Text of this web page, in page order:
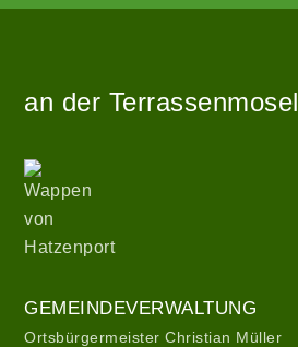
|
von
Stefan
Barth
an der Terrassenmosel
Wappen
von
Gemeindeverwaltung
GEMEINDEVERWALTUNG
Ortsbürgermeister Christian Müller